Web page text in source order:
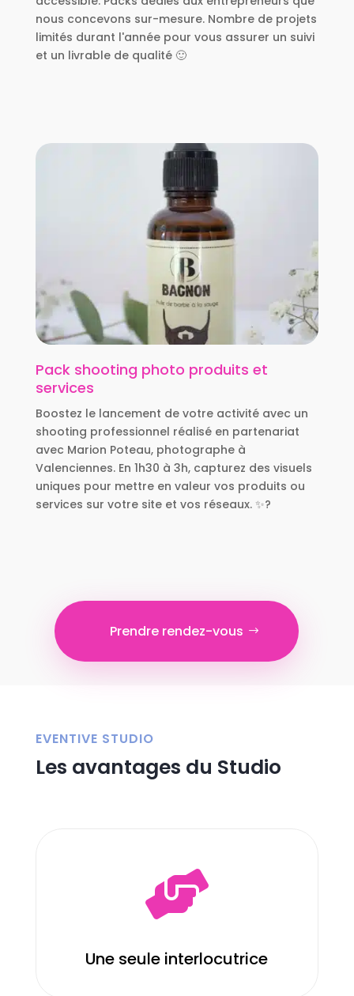
nous concevons sur-mesure. Nombre de projets
limités durant l'année pour vous assurer un suivi
et un livrable de qualité 🙂
Pack shooting photo produits et
services
Boostez le lancement de votre activité avec un
shooting professionnel réalisé en partenariat
avec Marion Poteau, photographe à
Valenciennes. En 1h30 à 3h, capturez des visuels
uniques pour mettre en valeur vos produits ou
services sur votre site et vos réseaux. ✨?
Prendre rendez-vous
EVENTIVE STUDIO
Les avantages du Studio

Une seule interlocutrice